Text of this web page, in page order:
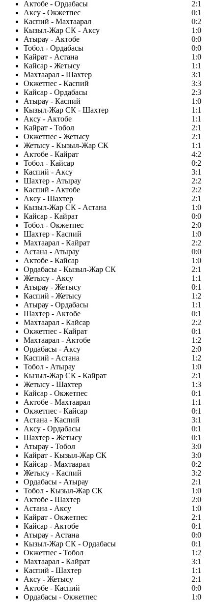
Актобе - Ордабасы
2:1
Аксу - Окжетпес
0:1
Каспий - Махтаарал
0:2
Кызыл-Жар СК - Аксу
1:0
Атырау - Актобе
0:0
Тобол - Ордабасы
0:0
Кайрат - Астана
1:0
Кайсар - Жетысу
1:1
Махтаарал - Шахтер
3:1
Окжетпес - Каспий
3:3
Кайсар - Ордабасы
2:3
Атырау - Каспий
1:0
Кызыл-Жар СК - Шахтер
1:1
Аксу - Актобе
1:1
Кайрат - Тобол
2:1
Окжетпес - Жетысу
2:1
Жетысу - Кызыл-Жар СК
1:1
Актобе - Кайрат
4:2
Тобол - Кайсар
0:2
Каспий - Аксу
3:1
Шахтер - Атырау
2:2
Каспий - Актобе
2:2
Аксу - Шахтер
2:1
Кызыл-Жар СК - Астана
1:0
Кайсар - Кайрат
0:0
Тобол - Окжетпес
2:0
Шахтер - Каспий
1:0
Махтаарал - Кайрат
2:2
Астана - Атырау
0:0
Актобе - Кайсар
1:0
Ордабасы - Кызыл-Жар СК
2:1
Жетысу - Аксу
1:1
Атырау - Жетысу
0:1
Каспий - Жетысу
1:2
Атырау - Ордабасы
1:1
Шахтер - Актобе
0:1
Махтаарал - Кайсар
2:2
Окжетпес - Кайрат
0:1
Махтаарал - Актобе
1:2
Ордабасы - Аксу
2:0
Каспий - Астана
1:2
Тобол - Атырау
1:0
Кызыл-Жар СК - Кайрат
2:1
Жетысу - Шахтер
1:3
Кайсар - Окжетпес
0:1
Актобе - Махтаарал
1:1
Окжетпес - Кайсар
0:1
Астана - Каспий
3:1
Аксу - Ордабасы
0:1
Шахтер - Жетысу
0:1
Атырау - Тобол
3:0
Кайрат - Кызыл-Жар СК
3:0
Кайсар - Махтаарал
0:2
Жетысу - Каспий
3:2
Ордабасы - Атырау
2:1
Тобол - Кызыл-Жар СК
1:0
Актобе - Шахтер
2:0
Астана - Аксу
1:0
Кайрат - Окжетпес
2:1
Кайсар - Актобе
0:1
Атырау - Астана
0:0
Кызыл-Жар СК - Ордабасы
0:1
Окжетпес - Тобол
1:2
Махтаарал - Кайрат
3:1
Каспий - Шахтер
1:1
Аксу - Жетысу
2:1
Актобе - Каспий
0:0
Ордабасы - Окжетпес
1:0